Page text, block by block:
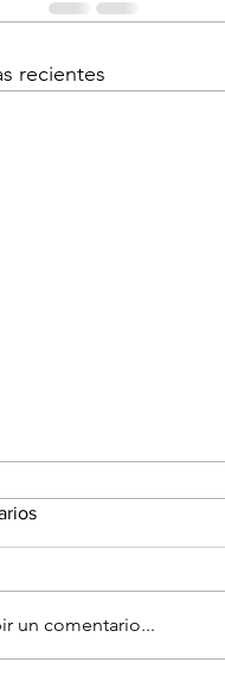
recientes
un comentario...